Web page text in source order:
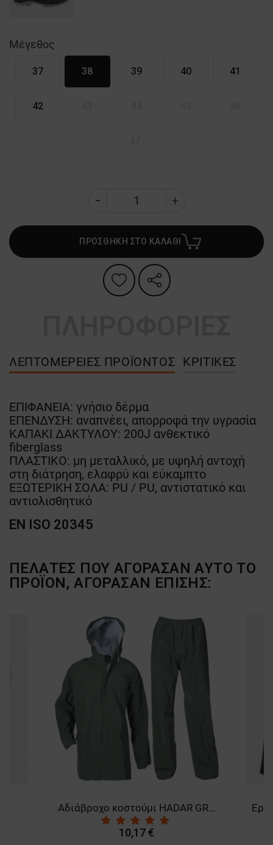
Μέγεθος
37 38 39 40 41
42
ΠΡΟΣΘΗΚΗ ΣΤΟ ΚΑΛΑΘΙ
ΛΕΠΤΟΜΈΡΕΙΕΣ ΠΡΟΪΌΝΤΟΣ ΚΡΙΤΙΚΈΣ
ΕΠΙΦΑΝΕΙΑ: γνήσιο δέρμα
ΕΠΕΝΔΥΣΗ: αναπνέει, απορροφά την υγρασία
ΚΑΠΑΚΙ ΔΑΚΤΥΛΟΥ: 200J ανθεκτικό
fiberglass
ΠΛΑΣΤΙΚΟ: μη μεταλλικό, με υψηλή αντοχή
στη διάτρηση, ελαφρύ και εύκαμπτο
ΕΞΩΤΕΡΙΚΗ ΣΟΛΑ: PU / PU, αντιστατικό και
αντιολισθητικό
EN ISO 20345
ΠΕΛΆΤΕΣ ΠΟΥ ΑΓΌΡΑΣΑΝ ΑΥΤΌ ΤΟ
ΠΡΟΪΌΝ, ΑΓΌΡΑΣΑΝ ΕΠΊΣΗΣ:
Αδιάβροχο κοστούμι HADAR GREEN
10,17 €